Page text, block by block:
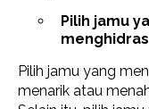
Pilih jamu
Pilih jamu yang
menarik atau